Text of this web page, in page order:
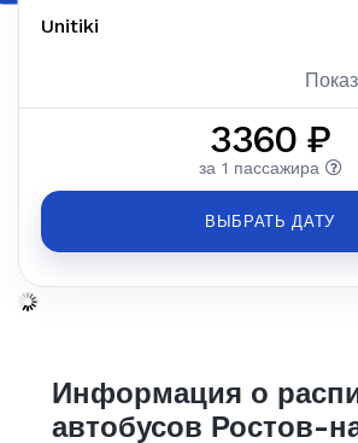
Unitiki
3360 ₽
за 1 пассажира
ВЫБРАТЬ ДАТУ
Информация о
автобусов Ростов-